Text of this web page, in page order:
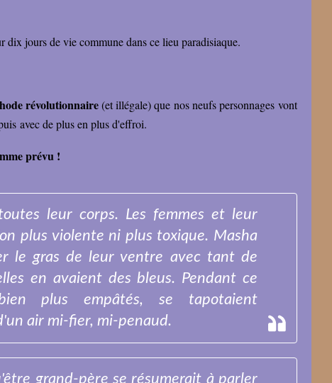
dix jours de vie commune dans ce lieu paradisiaque.
révolutionnaire(et illégale) que nos neufs personnages vont
avec de plus en plus d'effroi.
prévu !
leur corps. Les femmes et leur
plus violente ni plus toxique. Masha
le gras de leur ventre avec tant de
en avaient des bleus. Pendant ce
plus empâtés, se tapotaient
air mi-fier, mi-penaud.
grand-père se résumerait à parler